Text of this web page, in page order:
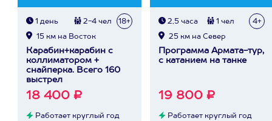
1 день 2-4 чел 18+
15 км на Восток
Карабин+карабин с
коллиматором +
снайперка. Всего 160
выстрел
18 400 ₽
Работает круглый год
2,5 часа 1 чел 4+
25 км на Север
Программа Армата-тур,
с катанием на танке
19 800 ₽
Работает круглый год